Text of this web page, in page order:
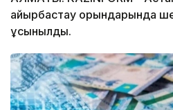
айырбастау орындарында
ұсынылды.